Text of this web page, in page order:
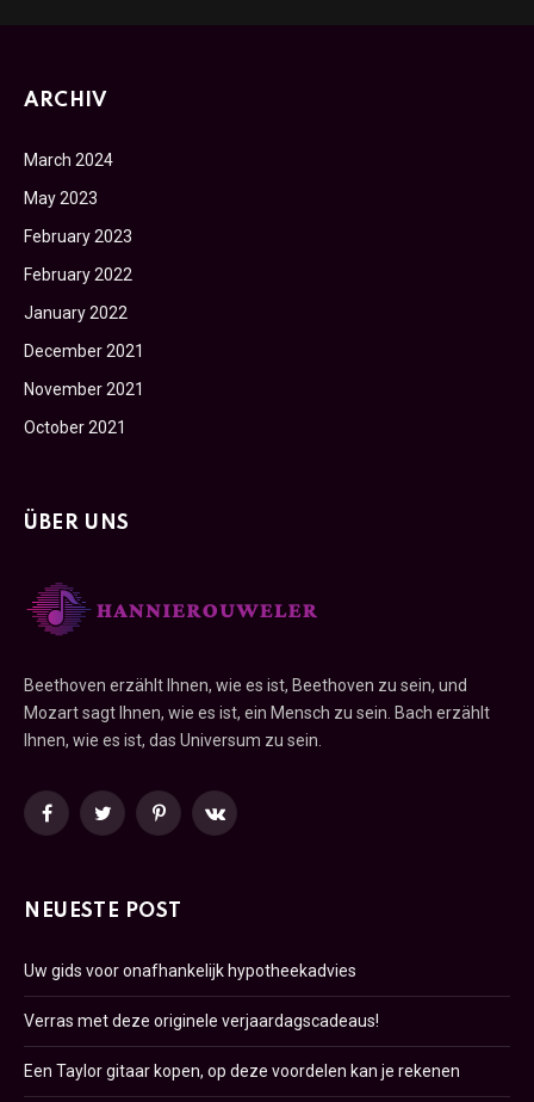
ARCHIV
March 2024
May 2023
February 2023
February 2022
January 2022
December 2021
November 2021
October 2021
ÜBER UNS
Beethoven erzählt Ihnen, wie es ist, Beethoven zu sein, und
Mozart sagt Ihnen, wie es ist, ein Mensch zu sein. Bach erzählt
Ihnen, wie es ist, das Universum zu sein.
FacebookTwitterPinterestVKontakte
NEUESTE POST
Uw gids voor onafhankelijk hypotheekadvies
Verras met deze originele verjaardagscadeaus!
Een Taylor gitaar kopen, op deze voordelen kan je rekenen